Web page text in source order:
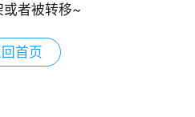
或者被转移~
首页